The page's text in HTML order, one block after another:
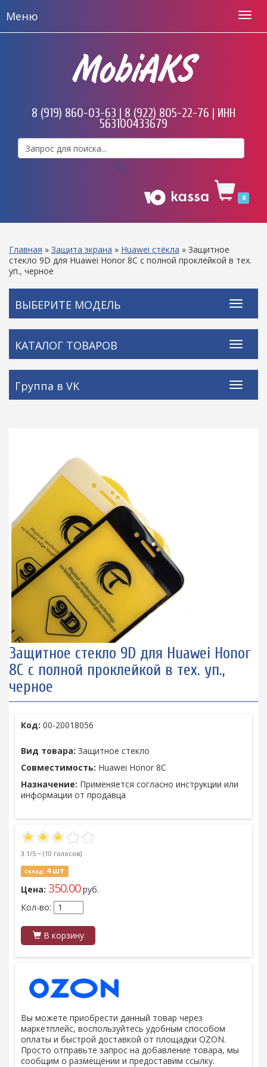
Меню
MobiAKS
8 (919) 860-03-63 | 8 (922) 805-22-76 | ИНН
563100433679
0
Главная » Защита экрана » Huawei стёкла » Защитное
стекло 9D для Huawei Honor 8C с полной проклейкой в тех.
уп., черное
ВЫБЕРИТЕ МОДЕЛЬ
КАТАЛОГ ТОВАРОВ
Группа в VK
Защитное стекло 9D для Huawei Honor
8C с полной проклейкой в тех. уп.,
черное
Код: 00-20018056
Вид товара: Защитное стекло
Совместимость: Huawei Honor 8C
Назначение: Применяется согласно инструкции или
информации от продавца
3.1/5 ~ (10 голосов)
Склад: 4 шт
Цена: 350.00руб.
Кол-во:
В корзину
Вы можете приобрести данный товар через
маркетплейс, воспользуйтесь удобным способом
оплаты и быстрой доставкой от площадки OZON.
Просто отправьте запрос на добавление товара, мы
сообщим о размещении и предоставим ссылку.